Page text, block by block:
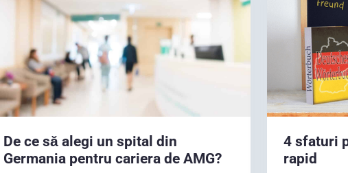
De ce să alegi un spital din
Germania pentru cariera de AMG?
4 sfaturi
rapid